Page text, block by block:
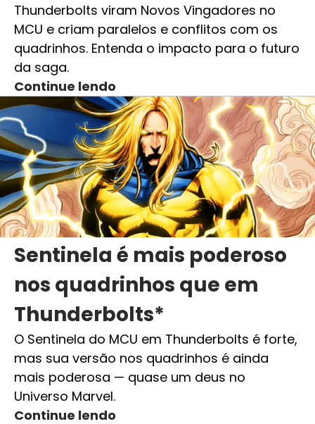
Thunderbolts viram Novos Vingadores no
MCU e criam paralelos e conflitos com os
quadrinhos. Entenda o impacto para o futuro
da saga.
Continue lendo
Sentinela é mais poderoso
nos quadrinhos que em
Thunderbolts*
O Sentinela do MCU em Thunderbolts é forte,
mas sua versão nos quadrinhos é ainda
mais poderosa — quase um deus no
Universo Marvel.
Continue lendo